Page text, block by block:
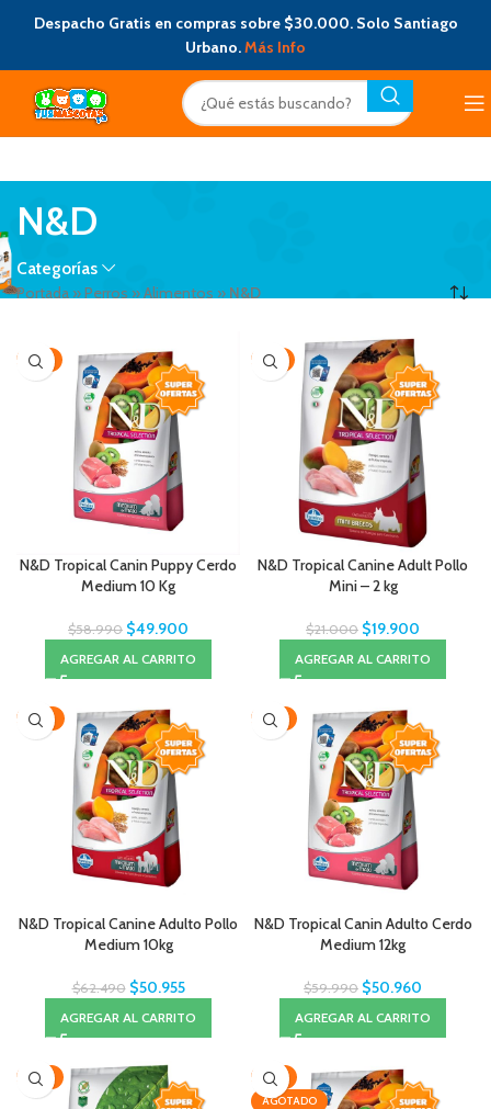
Despacho Gratis en compras sobre $30.000. Solo Santiago
Urbano.Más Info
N&D
Categorías
Portada »Perros »Alimentos » N&D
-15%
N&D Tropical Canin Puppy Cerdo
Medium 10 Kg
$58.990 $49.900
AGREGAR AL CARRITO
-5%
N&D Tropical Canine Adult Pollo
Mini – 2 kg
$21.000 $19.900
AGREGAR AL CARRITO
-18%
N&D Tropical Canine Adulto Pollo
Medium 10kg
$62.490 $50.955
AGREGAR AL CARRITO
-15%
N&D Tropical Canin Adulto Cerdo
Medium 12kg
$59.990 $50.960
AGREGAR AL CARRITO
-19%
-15%
AGOTADO